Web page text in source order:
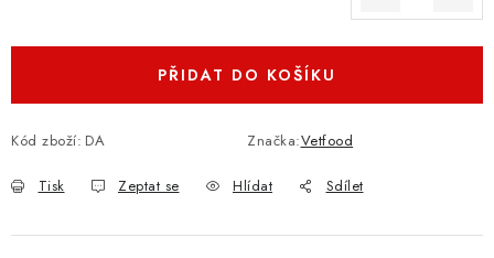
PŘIDAT DO KOŠÍKU
Kód zboží: DA Značka:Vetfood
Tisk Zeptat se Hlídat Sdílet